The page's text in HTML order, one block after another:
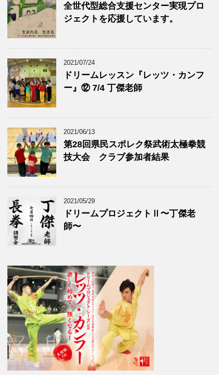
全世代型総合支援センター実現プロ
ジェクトを応援しています。
2021/07/24
ドリームレッスン『レッツ・カンフ
ー』⑫ 7/4 丁傑老師
2021/06/13
第28回県民スポレク祭武術太極拳競
技大会 クラブ参加者結果
2021/05/29
ドリームプロジェクトⅡ〜丁傑老
師〜